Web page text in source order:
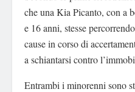
che una Kia Picanto, con a
e 16 anni, stesse
cause in corso di
a schiantarsi contro
Entrambi i minorenni sono